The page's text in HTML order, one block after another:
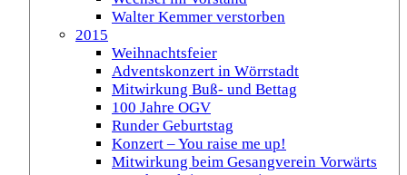
Walter Kemmer verstorben
2015
Weihnachtsfeier
Adventskonzert in Wörrstadt
Mitwirkung Buß- und Bettag
100 Jahre OGV
Runder Geburtstag
Konzert – You raise me up!
Mitwirkung beim Gesangverein Vorwärts